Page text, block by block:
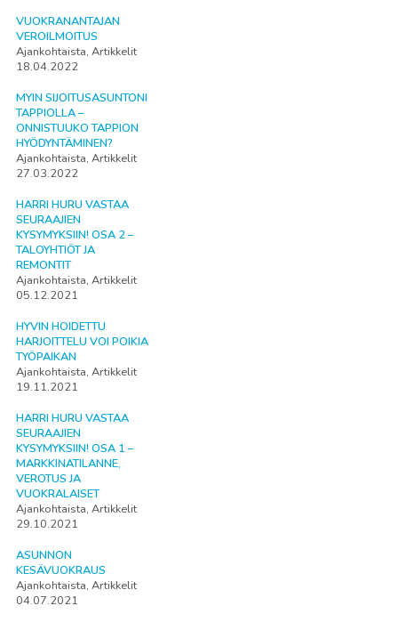
VUOKRANANTAJAN
VEROILMOITUS
Ajankohtaista, Artikkelit
18.04.2022
MYIN SIJOITUSASUNTONI
TAPPIOLLA –
ONNISTUUKO TAPPION
HYÖDYNTÄMINEN?
Ajankohtaista, Artikkelit
27.03.2022
HARRI HURU VASTAA
SEURAAJIEN
KYSYMYKSIIN! OSA 2 –
TALOYHTIÖT JA
REMONTIT
Ajankohtaista, Artikkelit
05.12.2021
HYVIN HOIDETTU
HARJOITTELU VOI POIKIA
TYÖPAIKAN
Ajankohtaista, Artikkelit
19.11.2021
HARRI HURU VASTAA
SEURAAJIEN
KYSYMYKSIIN! OSA 1 –
MARKKINATILANNE,
VEROTUS JA
VUOKRALAISET
Ajankohtaista, Artikkelit
29.10.2021
ASUNNON
KESÄVUOKRAUS
Ajankohtaista, Artikkelit
04.07.2021